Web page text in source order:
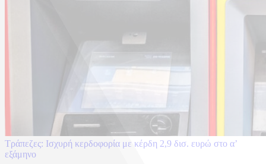
Τράπεζες: Ισχυρή κερδοφορία με κέρδη 2,9 δισ. ευρώ στο α’
εξάμηνο